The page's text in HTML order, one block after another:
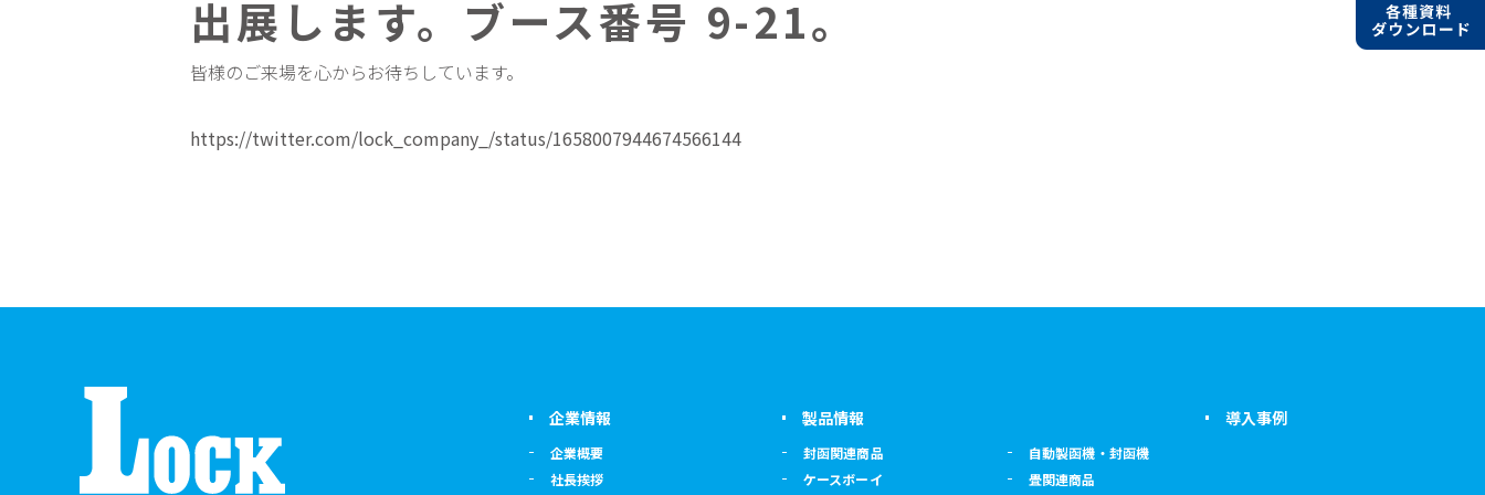
出展します。ブース番号 9-21。
皆様のご来場を心からお待ちしています。
https://twitter.com/lock_company_/status/1658007944674566144
企業情報
企業概要
社長挨拶
製品情報
封函関連商品
自動製函機・封函機
ケースボーイ
畳関連商品
導入事例